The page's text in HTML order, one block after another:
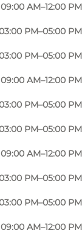
09:00 AM–12:00 PM
PM–05:00 PM
PM–05:00 PM
09:00 AM–12:00 PM
PM–05:00 PM
PM–05:00 PM
09:00 AM–12:00 PM
PM–05:00 PM
PM–05:00 PM
09:00 AM–12:00 PM